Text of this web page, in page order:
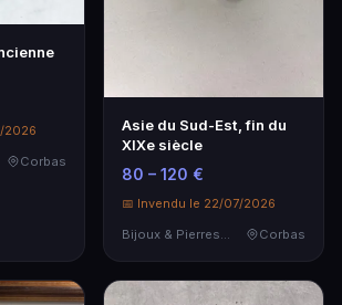
2026
Corbas
Asie du Sud-Est, fin du
XIXe siècle
80 – 120 €
📅 Invendu le 22/07/2026
Bijoux & Pierres Précieuses
Corbas